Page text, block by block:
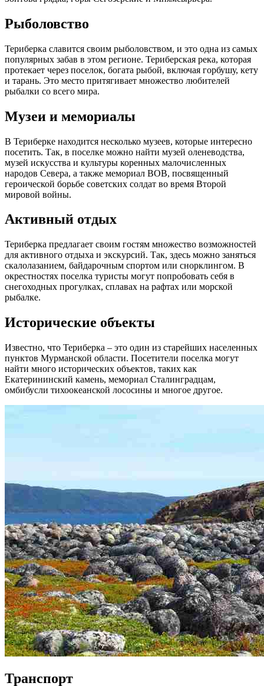
Рыболовство
Териберка славится своим рыболовством, и это одна из самых
популярных забав в этом регионе. Териберская река, которая
протекает через поселок, богата рыбой, включая горбушу, кету
и тарань. Это место притягивает множество любителей
рыбалки со всего мира.
Музеи и мемориалы
В Териберке находится несколько музеев, которые интересно
посетить. Так, в поселке можно найти музей оленеводства,
музей искусства и культуры коренных малочисленных
народов Севера, а также мемориал ВОВ, посвященный
героической борьбе советских солдат во время Второй
мировой войны.
Активный отдых
Териберка предлагает своим гостям множество возможностей
для активного отдыха и экскурсий. Так, здесь можно заняться
скалолазанием, байдарочным спортом или снорклингом. В
окрестностях поселка туристы могут попробовать себя в
снегоходных прогулках, сплавах на рафтах или морской
рыбалке.
Исторические объекты
Известно, что Териберка – это один из старейших населенных
пунктов Мурманской области. Посетители поселка могут
найти много исторических объектов, таких как
Екатерининский камень, мемориал Сталинградцам,
омбибусли тихоокеанской лососины и многое другое.
Транспорт